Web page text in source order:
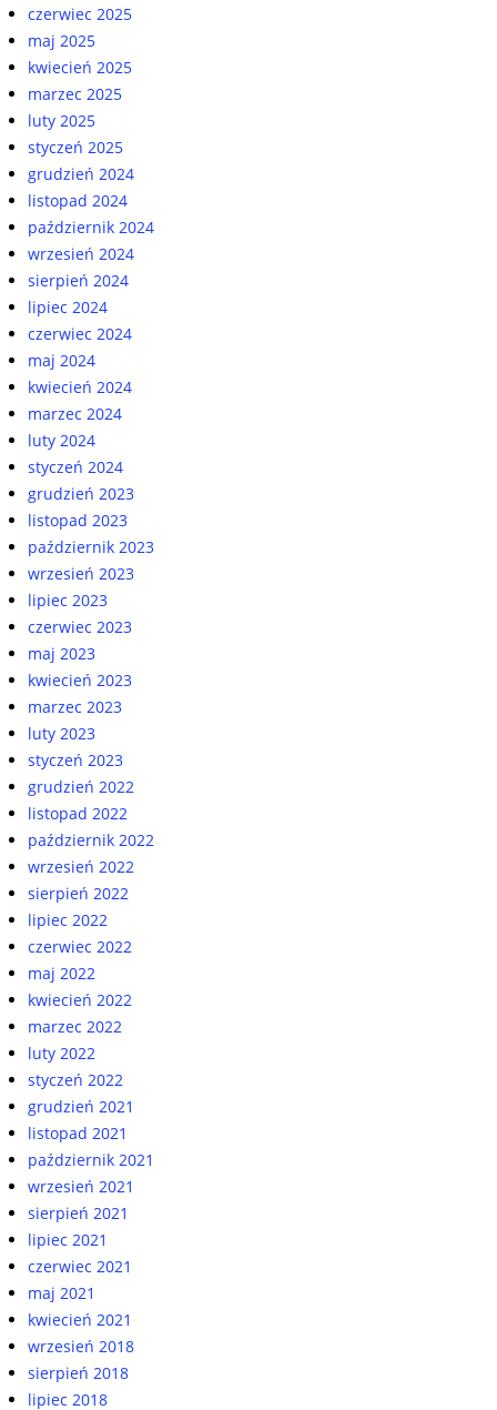
czerwiec 2025
maj 2025
kwiecień 2025
marzec 2025
luty 2025
styczeń 2025
grudzień 2024
listopad 2024
październik 2024
wrzesień 2024
sierpień 2024
lipiec 2024
czerwiec 2024
maj 2024
kwiecień 2024
marzec 2024
luty 2024
styczeń 2024
grudzień 2023
listopad 2023
październik 2023
wrzesień 2023
lipiec 2023
czerwiec 2023
maj 2023
kwiecień 2023
marzec 2023
luty 2023
styczeń 2023
grudzień 2022
listopad 2022
październik 2022
wrzesień 2022
sierpień 2022
lipiec 2022
czerwiec 2022
maj 2022
kwiecień 2022
marzec 2022
luty 2022
styczeń 2022
grudzień 2021
listopad 2021
październik 2021
wrzesień 2021
sierpień 2021
lipiec 2021
czerwiec 2021
maj 2021
kwiecień 2021
wrzesień 2018
sierpień 2018
lipiec 2018